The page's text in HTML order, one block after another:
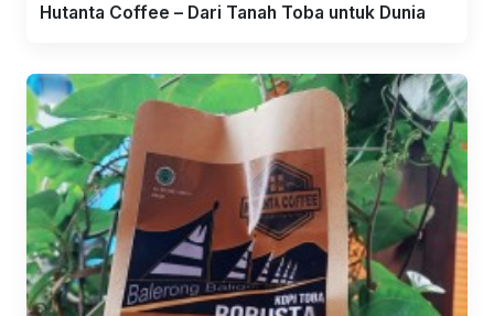
Hutanta Coffee – Dari Tanah Toba untuk Dunia